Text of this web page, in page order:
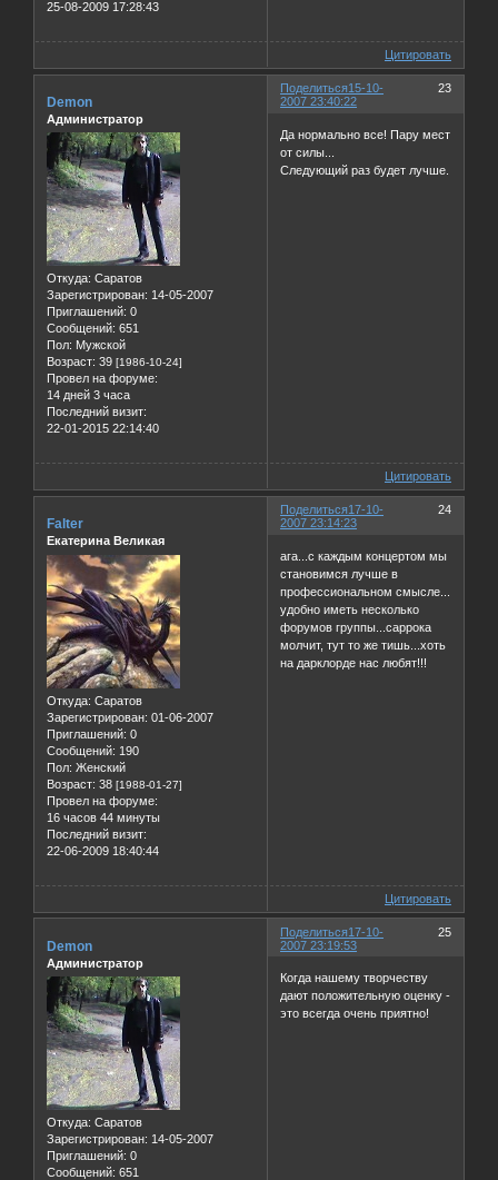
25-08-2009 17:28:43
Цитировать
Поделиться 23
15-10-
2007 23:40:22
Demon
Администратор
Откуда: Саратов
Зарегистрирован: 14-05-2007
Приглашений: 0
Сообщений: 651
Пол: Мужской
Возраст: 39 [1986-10-24]
Провел на форуме:
14 дней 3 часа
Последний визит:
22-01-2015 22:14:40
Да нормально все! Пару мест
от силы...
Следующий раз будет лучше.
Цитировать
Поделиться 24
17-10-
2007 23:14:23
Falter
Екатерина Великая
Откуда: Саратов
Зарегистрирован: 01-06-2007
Приглашений: 0
Сообщений: 190
Пол: Женский
Возраст: 38 [1988-01-27]
Провел на форуме:
16 часов 44 минуты
Последний визит:
22-06-2009 18:40:44
ага...с каждым концертом мы
становимся лучше в
профессиональном смысле...
удобно иметь несколько
форумов группы...саррока
молчит, тут то же тишь...хоть
на дарклорде нас любят!!!
Цитировать
Поделиться 25
17-10-
2007 23:19:53
Demon
Администратор
Откуда: Саратов
Зарегистрирован: 14-05-2007
Приглашений: 0
Сообщений: 651
Когда нашему творчеству
дают положительную оценку -
это всегда очень приятно!